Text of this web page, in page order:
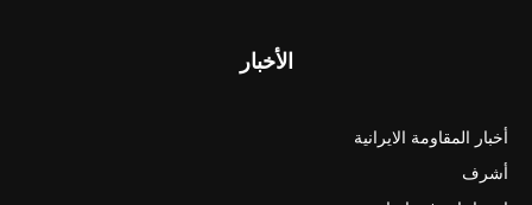
الأخبار
أخبار المقاومة الايرانية
أشرف